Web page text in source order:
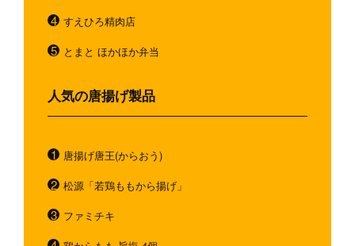
すえひろ精肉店
とまと ほかほか弁当
人気の唐揚げ製品
唐揚げ唐王(からおう)
松源「若鶏ももから揚げ」
ファミチキ